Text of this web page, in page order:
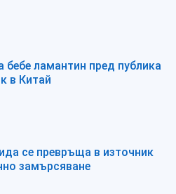
бебе ламантин пред публика
в Китай
се превръща в източник
замърсяване